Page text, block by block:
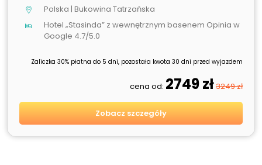
Polska | Bukowina Tatrzańska
Hotel „Stasinda” z wewnętrznym basenem Opinia w
Google 4.7/5.0
Zaliczka 30% płatna do 5 dni, pozostała kwota 30 dni przed wyjazdem
cena od: 2749 zł3249 zł
Zobacz szczegóły